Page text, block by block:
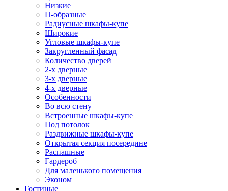
Низкие
П-образные
Радиусные шкафы-купе
Широкие
Угловые шкафы-купе
Закругленный фасад
Количество дверей
2-х дверные
3-х дверные
4-х дверные
Особенности
Во всю стену
Встроенные шкафы-купе
Под потолок
Раздвижные шкафы-купе
Открытая секция посередине
Распашные
Гардероб
Для маленького помещения
Эконом
Гостиные